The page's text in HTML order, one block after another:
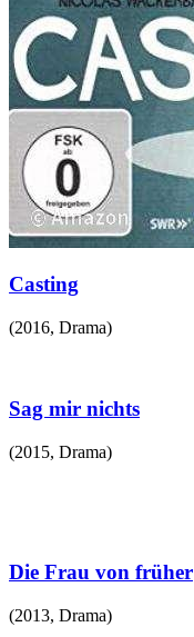
Casting
(2016, Drama)
Sag mir nichts
(2015, Drama)
Die Frau von früher
(2013, Drama)